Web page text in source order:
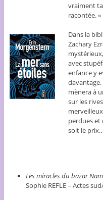
vraiment
racontée. «
Dans la
Zachary
avec
enfance y
davantage.
mènera à
sur les
perdues et
soit le prix…
Les miracles du bazar
Sophie REFLE – Actes